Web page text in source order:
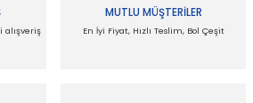
bozuk veya görüntülenemiyor.
alışveriş
MUTLU MÜŞTERİLER
En İyi Fiyat, Hızlı Teslim, Bol Çeşit